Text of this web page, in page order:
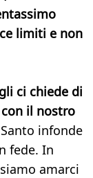
limiti e non
ci chiede di
il nostro
infonde
fede. In
amarci